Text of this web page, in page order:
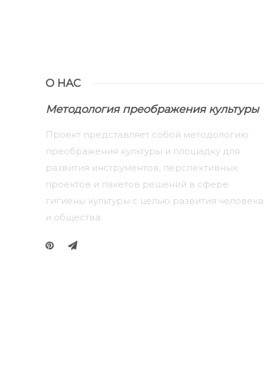
О НАС
Методология преображения культуры
Проект представляет собой методологию
преображения культуры и площадку для
развития инструментов, перспективных
проектов и пакетов решений в сфере
гигиены культуры с целью развития человека
и общества.